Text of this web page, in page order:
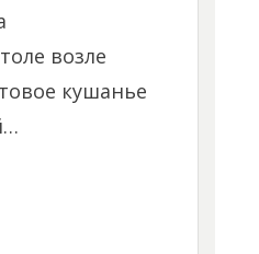
возле
кушанье